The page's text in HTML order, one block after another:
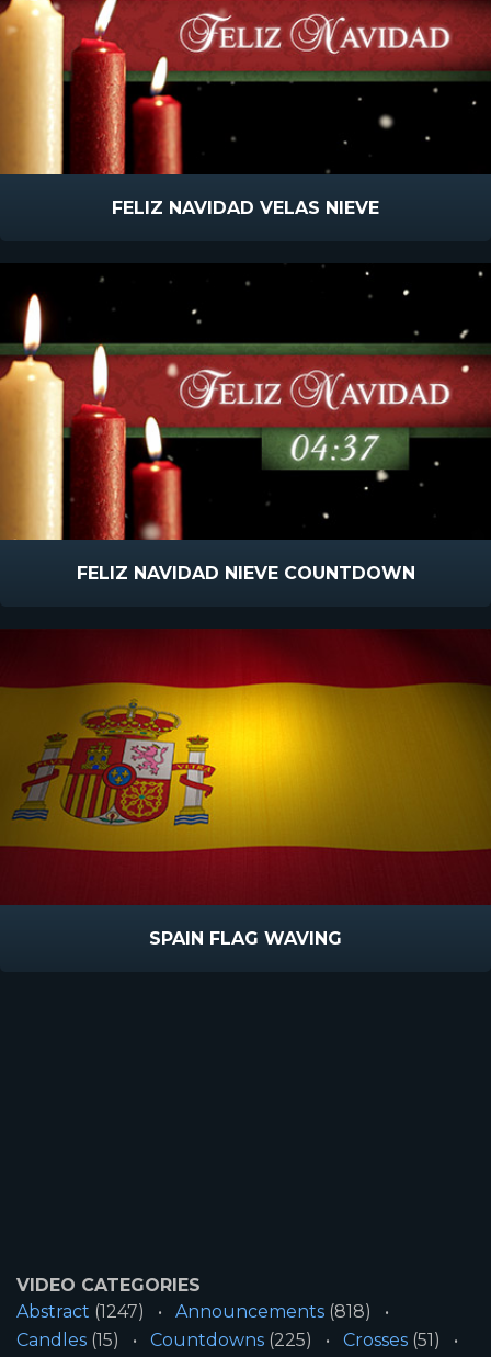
FELIZ NAVIDAD VELAS NIEVE
FELIZ NAVIDAD NIEVE COUNTDOWN
SPAIN FLAG WAVING
VIDEO CATEGORIES
Abstract (1247) Announcements (818)
Candles (15) Countdowns (225) Crosses (51)